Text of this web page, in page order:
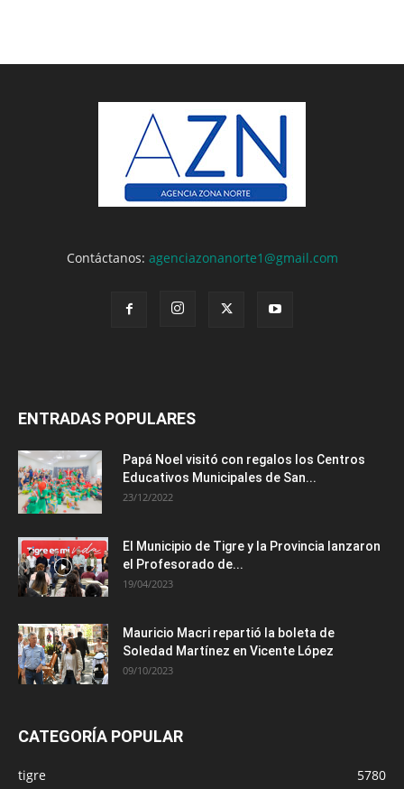
Contáctanos: agenciazonanorte1@gmail.com
ENTRADAS POPULARES
Papá Noel visitó con regalos los Centros
Educativos Municipales de San...
23/12/2022
El Municipio de Tigre y la Provincia lanzaron
el Profesorado de...
19/04/2023
Mauricio Macri repartió la boleta de
Soledad Martínez en Vicente López
09/10/2023
CATEGORÍA POPULAR
tigre 5780